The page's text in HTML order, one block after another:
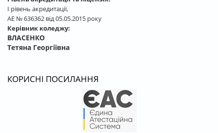
І рівень акредитації,
АЕ № 636362 від 05.05.2015 року
Керівник коледжу:
ВЛАСЕНКО
Тетяна Георгіївна
КОРИСНІ ПОСИЛАННЯ